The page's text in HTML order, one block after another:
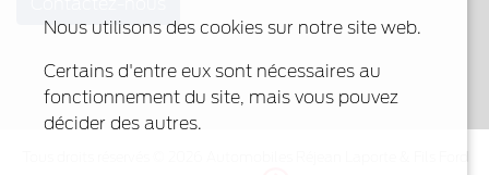
Nous utilisons des cookies sur notre site web.
Certains d'entre eux sont nécessaires au
fonctionnement du site, mais vous pouvez
décider des autres.